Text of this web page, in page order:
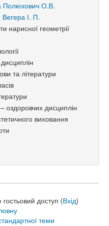
Полюхович О.В.
Вегера І. П.
нарисної геометрії
та літератури
оздоровчих дисциплін
виховання
гостьовий доступ (Вхід)
теми